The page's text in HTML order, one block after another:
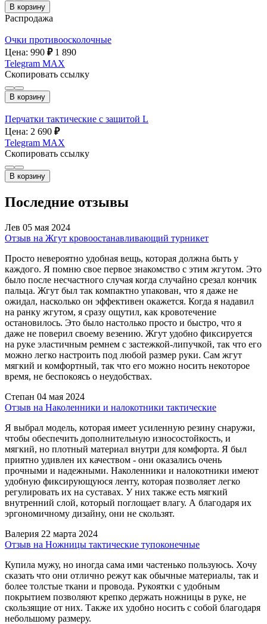
В корзину
Распродажа
Очки противоосколочные
Цена: 990 ₽ 1 890
Telegram MAX
Скопировать ссылку
В корзину
Перчатки тактические с защитой L
Цена: 2 690 ₽
Telegram MAX
Скопировать ссылку
В корзину
Последние отзывы
Лев 05 мая 2024
Отзыв на Жгут кровоостанавливающий турникет
Просто невероятно удобная вещь, которая должна быть у
каждого. Я помню свое первое знакомство с этим жгутом. Это
было после несчастного случая когда случайно срезал кончик
пальца. Жгут был так компактно упакован, что я даже не
ожидал, насколько он эффективен окажется. Когда я надавил
на ранку жгутом, я сразу ощутил, как кровотечение
остановилось. Это было настолько просто и быстро, что я
даже не поверил своему везению. Жгут удобно фиксируется
на руке эластичным ремнем с застежкой-липучкой, так что его
можно легко настроить под любой размер руки. Сам жгут
мягкий и комфортный, так что его можно носить некоторое
время, не беспокоясь о неудобствах.
Степан 04 мая 2024
Отзыв на Наколенники и налокотники тактические
Я выбрал модель, которая имеет усиленную резину снаружи,
чтобы обеспечить дополнительную износостойкость, и
мягкий, но плотный материал внутри для комфорта. Я был
приятно удивлен их качеством - они оказались очень
прочными и надежными. Наколенники и налокотники имеют
удобную фиксирующуюся ленту, которая позволяет легко
регулировать их на суставах. У них также есть мягкий
внутренний слой, который поглощает влагу. А благодаря их
эргономичному дизайну, они не скользят.
Валерия 22 марта 2024
Отзыв на Ножницы тактические тупоконечные
Купила мужу, но иногда сама ими частенько пользуюсь. Хочу
сказать что они отлично режут как обычные материалы, так и
более толстые ткани и провода. Рукоятки с удобным
покрытием позволяют крепко держать ножницы в руке, не
скользящие от них. Также их удобно носить с собой благодаря
небольшому размеру.